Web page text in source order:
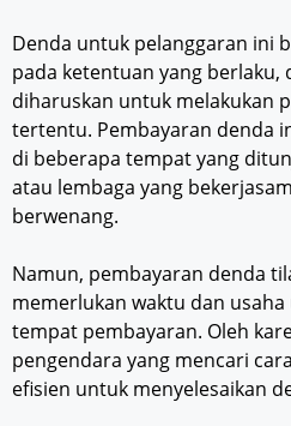
Denda untuk pelanggaran ini
pada ketentuan yang berlaku,
diharuskan untuk melakukan
tertentu. Pembayaran denda
di beberapa tempat yang
atau lembaga yang
berwenang.
Namun, pembayaran denda
memerlukan waktu dan
tempat pembayaran. Oleh
pengendara yang mencari
efisien untuk menyelesaikan